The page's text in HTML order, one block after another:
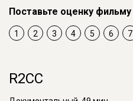
Поставьте оценку фильму
1 2 3 4 5 6 7
R2CC